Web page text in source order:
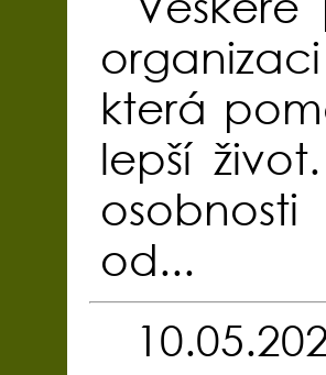
která
lepší
od...